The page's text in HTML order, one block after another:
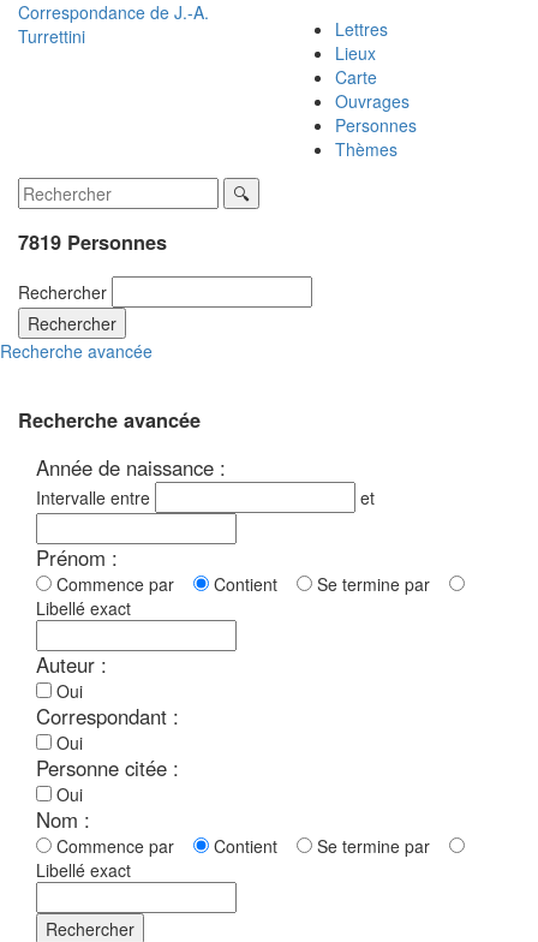
Correspondance de J.-A.
Turrettini
Lettres
Lieux
Carte
Ouvrages
Personnes
Thèmes
7819 Personnes
Rechercher
Rechercher
Recherche avancée
Recherche avancée
Année de naissance :
Intervalle entre et
Prénom :
Commence par Contient
Se termine par
Libellé exact
Auteur :
Oui
Correspondant :
Oui
Personne citée :
Oui
Nom :
Commence par Contient
Se termine par
Libellé exact
Rechercher